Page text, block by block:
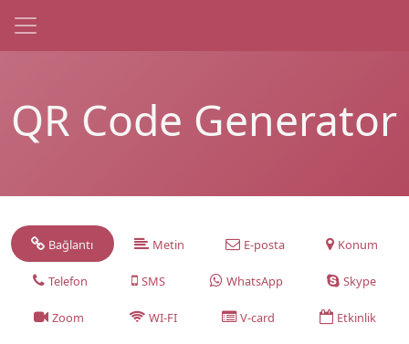
QR Code Generator
Bağlantı Metin E-posta Konum
Telefon SMS WhatsApp Skype
Zoom WI-FI V-card Etkinlik